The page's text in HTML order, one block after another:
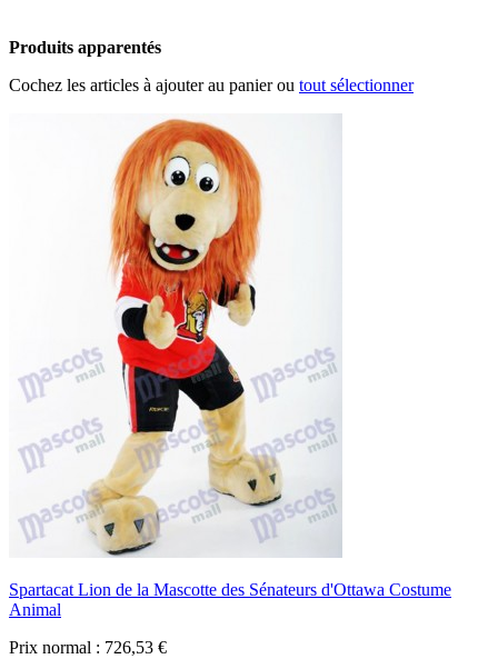
Produits apparentés
Cochez les articles à ajouter au panier ou tout sélectionner
Spartacat Lion de la Mascotte des Sénateurs d'Ottawa Costume
Animal
Prix normal : 726,53 €